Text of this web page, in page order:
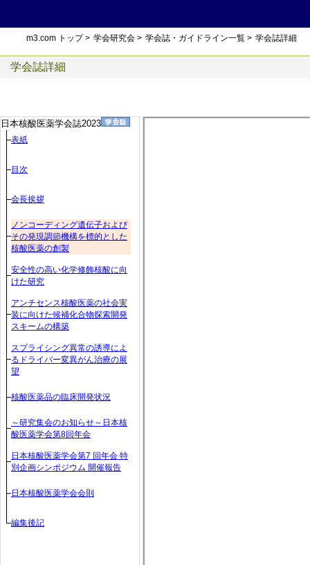
m3.com トップ> 学会研究会 > 学会誌・ガイドライン一覧 > 学会誌詳細
学会誌詳細
日本核酸医薬学会誌2023
表紙
目次
会長挨拶
ノンコーディング遺伝子および
その発現調節機構を標的とした
核酸医薬の創製
安全性の高い化学修飾核酸に向
けた研究
アンチセンス核酸医薬の社会実
装に向けた候補化合物探索開発
スキームの構築
スプライシング異常の誘導によ
るドライバー変異がん治療の展
望
核酸医薬品の臨床開発状況
～研究集会のお知らせ～日本核
酸医薬学会第8回年会
日本核酸医薬学会第7 回年会 特
別企画シンポジウム 開催報告
日本核酸医薬学会会則
編集後記